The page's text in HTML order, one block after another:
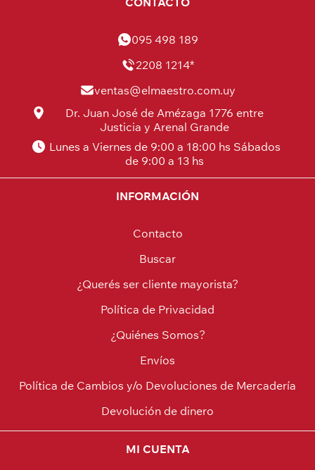
095 498 189
2208 1214*
ventas@elmaestro.com.uy
Dr. Juan José de Amézaga 1776 entre
Justicia y Arenal Grande
Lunes a Viernes de 9:00 a 18:00 hs Sábados
de 9:00 a 13 hs
INFORMACIÓN
Contacto
Buscar
¿Querés ser cliente mayorista?
Política de Privacidad
¿Quiénes Somos?
Envíos
Política de Cambios y/o Devoluciones de Mercadería
Devolución de dinero
MI CUENTA